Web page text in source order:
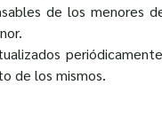
de los menores
de los mismos.